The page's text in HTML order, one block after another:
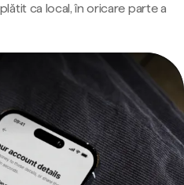
ca local, în oricare parte a